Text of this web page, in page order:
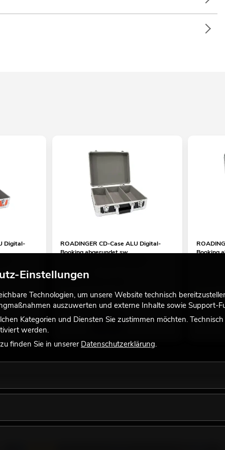
Digital-
ROADINGER CD-Case ALU Digital-
Booking abgerundet sw
No. 3012205B
Bestand reicht ca. 12 Wo.
59,90€
Booking
59,90
Einstellungen
Technologien, um unsere Website technisch
auszuwerten und externe Inhalte sowie Support-
Kategorien und Diensten Sie zustimmen möchten.
werden.
finden Sie in unserer Datenschutzerklärung.